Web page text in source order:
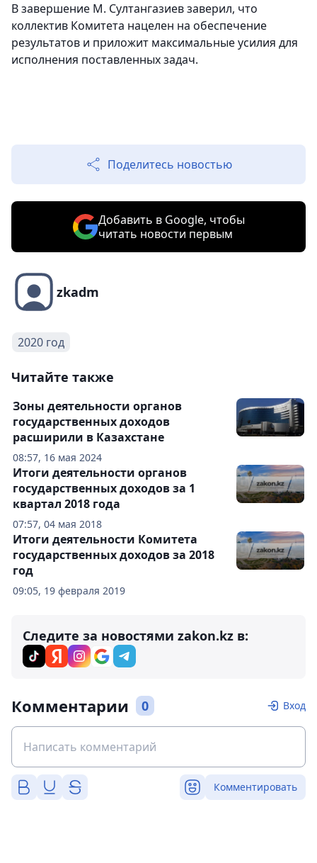
В завершение М. Султангазиев заверил, что
коллектив Комитета нацелен на обеспечение
результатов и приложит максимальные усилия для
исполнения поставленных задач.
Поделитесь новостью
Добавить в Google, чтобы
читать новости первым
zkadm
2020 год
Читайте также
08:57, 16 мая 2024
Зоны деятельности органов
государственных доходов
расширили в Казахстане
07:57, 04 мая 2018
Итоги деятельности органов
государственных доходов за 1
квартал 2018 года
09:05, 19 февраля 2019
Итоги деятельности Комитета
государственных доходов за 2018
год
Следите за новостями zakon.kz в:
Комментарии 0 Вход
Комментировать